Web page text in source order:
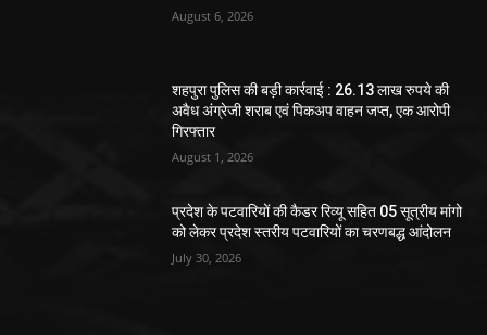
August 6, 2026
शहपुरा पुलिस की बड़ी कार्रवाई : 26.13 लाख रुपये की
अवैध अंग्रेजी शराब एवं पिकअप वाहन जप्त, एक आरोपी
गिरफ्तार
August 1, 2026
प्रदेश के पटवारियों की कैडर रिव्यू सहित 05 सूत्रीय मांगो
को लेकर प्रदेश स्तरीय पटवारियों का चरणबद्ध आंदोलन
July 30, 2026